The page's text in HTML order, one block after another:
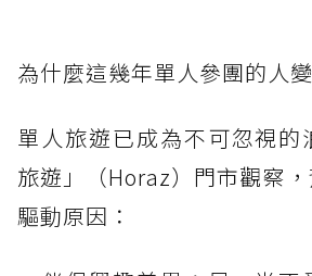
為什麼這幾年單人參團的人
單人旅遊已成為不可忽視的
旅遊」（Horaz）門市觀察
驅動原因：